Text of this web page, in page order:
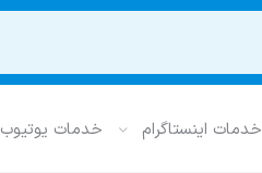
خدمات اینستاگرام خدمات یوتیوب